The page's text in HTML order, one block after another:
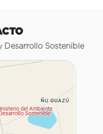
Desarrollo Sostenible